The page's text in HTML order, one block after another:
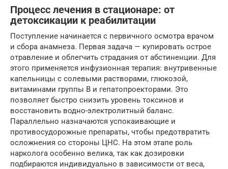
Процесс лечения в стационаре: от
детоксикации к реабилитации
Поступление начинается с первичного осмотра врачом
и сбора анамнеза. Первая задача — купировать острое
отравление и облегчить страдания от абстиненции. Для
этого применяется инфузионная терапия: внутривенные
капельницы с солевыми растворами, глюкозой,
витаминами группы B и гепатопроекторами. Это
позволяет быстро снизить уровень токсинов и
восстановить водно-электролитный баланс.
Параллельно назначаются успокаивающие и
противосудорожные препараты, чтобы предотвратить
осложнения со стороны ЦНС. На этом этапе роль
нарколога особенно велика, так как дозировки
подбираются индивидуально в зависимости от веса,